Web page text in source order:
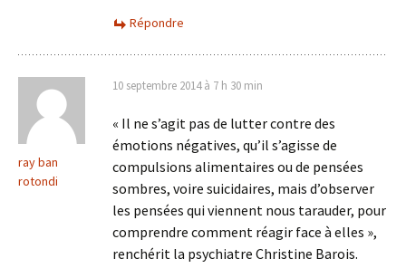
Répondre
ray ban
rotondi
10 septembre 2014 à 7 h 30 min
« Il ne s’agit pas de lutter contre des
émotions négatives, qu’il s’agisse de
compulsions alimentaires ou de pensées
sombres, voire suicidaires, mais d’observer
les pensées qui viennent nous tarauder, pour
comprendre comment réagir face à elles »,
renchérit la psychiatre Christine Barois.